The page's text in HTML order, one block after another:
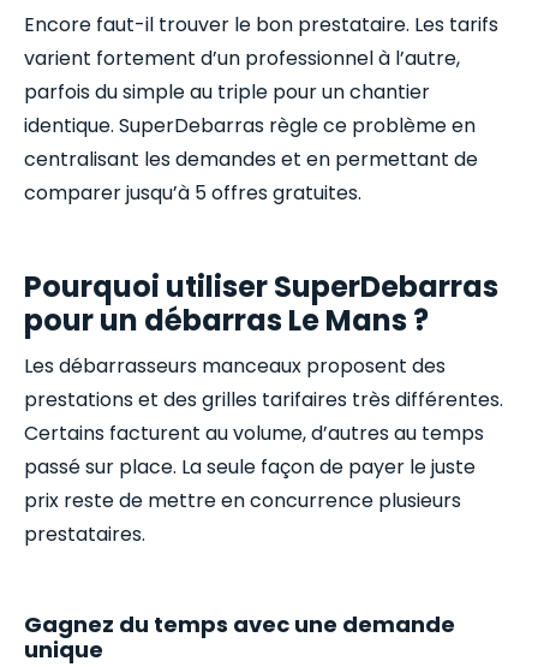
Encore faut-il trouver le bon prestataire. Les tarifs
varient fortement d’un professionnel à l’autre,
parfois du simple au triple pour un chantier
identique. SuperDebarras règle ce problème en
centralisant les demandes et en permettant de
comparer jusqu’à 5 offres gratuites.
Pourquoi utiliser SuperDebarras
pour un débarras Le Mans ?
Les débarrasseurs manceaux proposent des
prestations et des grilles tarifaires très différentes.
Certains facturent au volume, d’autres au temps
passé sur place. La seule façon de payer le juste
prix reste de mettre en concurrence plusieurs
prestataires.
Gagnez du temps avec une demande
unique